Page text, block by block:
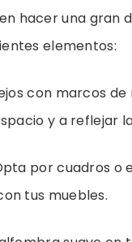
hacer una gran
elementos:
con marcos
y a reflejar
por cuadros o
tus muebles.